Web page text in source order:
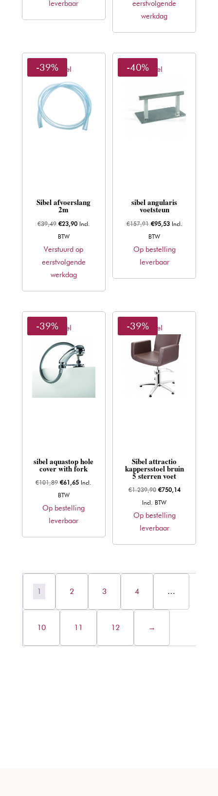
€49,30.€29,83.
leverbaar €18,30.€11,07.
eerstvolgende
werkdag
Sibel
-39%
Sibel afvoerslang
2m
€39,49 Oorspronkelijke
prijs
was:
€39,49.
€23,90Huidige
is:
€23,90.
Incl.
BTW
Verstuurd op
eerstvolgende
werkdag
Sibel
-40%
sibel angularis
voetsteun
€157,91 Oorspronkelijke
prijs
was:
€157,91.
€95,53Huidige
is:
€95,53.
Incl.
BTW
Op bestelling
leverbaar
Sibel
-39%
sibel aquastop hole
cover with fork
€101,89 Oorspronkelijke
prijs
was:
€101,89.
€61,65Huidige
is:
Incl.
BTW
Op bestelling
leverbaar
Sibel
-39%
Sibel attractio
kappersstoel bruin
5 sterren voet
€1.239,90 Oorspronkelijke
prijs
was:
€1.239,90.
€750,14Huidige
Incl. BTW
Op bestelling
leverbaar
1 2 3 4 …
10 11 12 →